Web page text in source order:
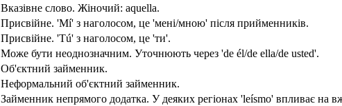
Вказівне слово. Жіночий: aquella.
Присвійне. 'Mí' з наголосом, це 'мені/мною' після прийменників.
Присвійне. 'Tú' з наголосом, це 'ти'.
Може бути неоднозначним. Уточнюють через 'de él/de ella/de usted'.
Об'єктний займенник.
Неформальний об'єктний займенник.
Займенник непрямого додатка. У деяких регіонах 'leísmo' впливає на